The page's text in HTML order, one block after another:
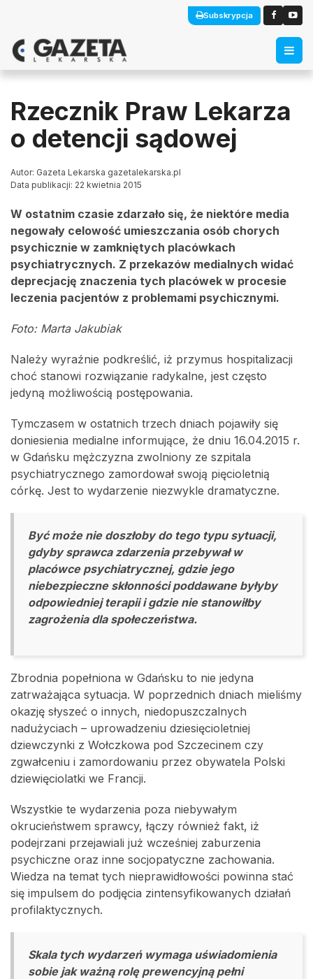
Subskrypcja
Rzecznik Praw Lekarza
o detencji sądowej
Autor: Gazeta Lekarska gazetalekarska.pl
Data publikacji: 22 kwietnia 2015
W ostatnim czasie zdarzało się, że niektóre media
negowały celowość umieszczania osób chorych
psychicznie w zamkniętych placówkach
psychiatrycznych. Z przekazów medialnych widać
deprecjację znaczenia tych placówek w procesie
leczenia pacjentów z problemami psychicznymi.
Foto: Marta Jakubiak
Należy wyraźnie podkreślić, iż przymus hospitalizacji
choć stanowi rozwiązanie radykalne, jest często
jedyną możliwością postępowania.
Tymczasem w ostatnich trzech dniach pojawiły się
doniesienia medialne informujące, że dniu 16.04.2015 r.
w Gdańsku mężczyzna zwolniony ze szpitala
psychiatrycznego zamordował swoją pięcioletnią
córkę. Jest to wydarzenie niezwykle dramatyczne.
Być może nie doszłoby do tego typu sytuacji,
gdyby sprawca zdarzenia przebywał w
placówce psychiatrycznej, gdzie jego
niebezpieczne skłonności poddawane byłyby
odpowiedniej terapii i gdzie nie stanowiłby
zagrożenia dla społeczeństwa.
Zbrodnia popełniona w Gdańsku to nie jedyna
zatrważająca sytuacja. W poprzednich dniach mieliśmy
okazję słyszeć o innych, niedopuszczalnych
nadużyciach – uprowadzeniu dziesięcioletniej
dziewczynki z Wołczkowa pod Szczecinem czy
zgwałceniu i zamordowaniu przez obywatela Polski
dziewięciolatki we Francji.
Wszystkie te wydarzenia poza niebywałym
okrucieństwem sprawcy, łączy również fakt, iż
podejrzani przejawiali już wcześniej zaburzenia
psychiczne oraz inne socjopatyczne zachowania.
Wiedza na temat tych nieprawidłowości powinna stać
się impulsem do podjęcia zintensyfikowanych działań
profilaktycznych.
Skala tych wydarzeń wymaga uświadomienia
sobie jak ważną rolę prewencyjną pełni